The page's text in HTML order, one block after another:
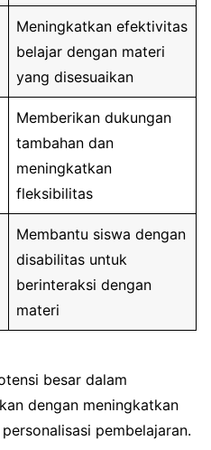
Meningkatkan efektivitas
belajar dengan materi
yang disesuaikan
Memberikan dukungan
tambahan dan
meningkatkan
fleksibilitas
Membantu siswa dengan
disabilitas untuk
berinteraksi dengan
materi
besar dalam
dengan meningkatkan
pembelajaran.